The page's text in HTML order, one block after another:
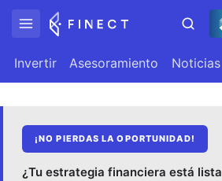
Invertir Asesoramiento Noticias
¡NO PIERDAS LA OPORTUNIDAD!
¿Tu estrategia financiera está